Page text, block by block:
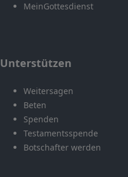
MeinGottesdienst
Unterstützen
Weitersagen
Beten
Spenden
Testamentsspende
Botschafter werden